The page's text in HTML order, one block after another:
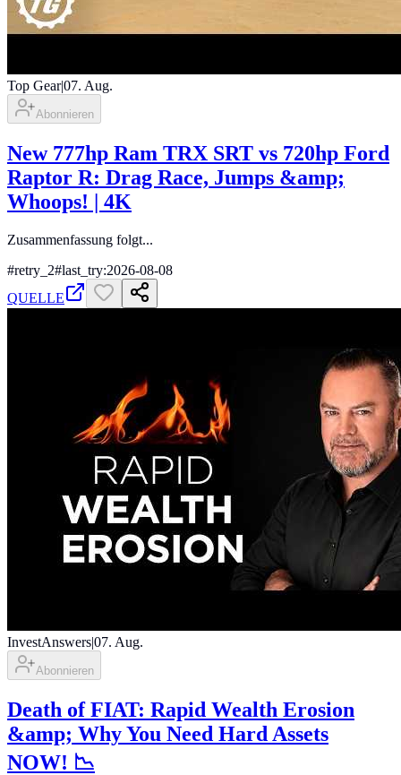
Top Gear|07. Aug.
Abonnieren
New 777hp Ram TRX SRT vs 720hp Ford
Raptor R: Drag Race, Jumps &amp;
Whoops! | 4K
Zusammenfassung folgt...
#retry_2#last_try:2026-08-08
QUELLE
InvestAnswers|07. Aug.
Abonnieren
Death of FIAT: Rapid Wealth Erosion
&amp; Why You Need Hard Assets
NOW! 📉